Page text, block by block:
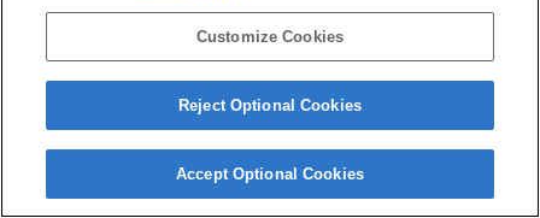
Customize Cookies
Reject Optional Cookies
Accept Optional Cookies